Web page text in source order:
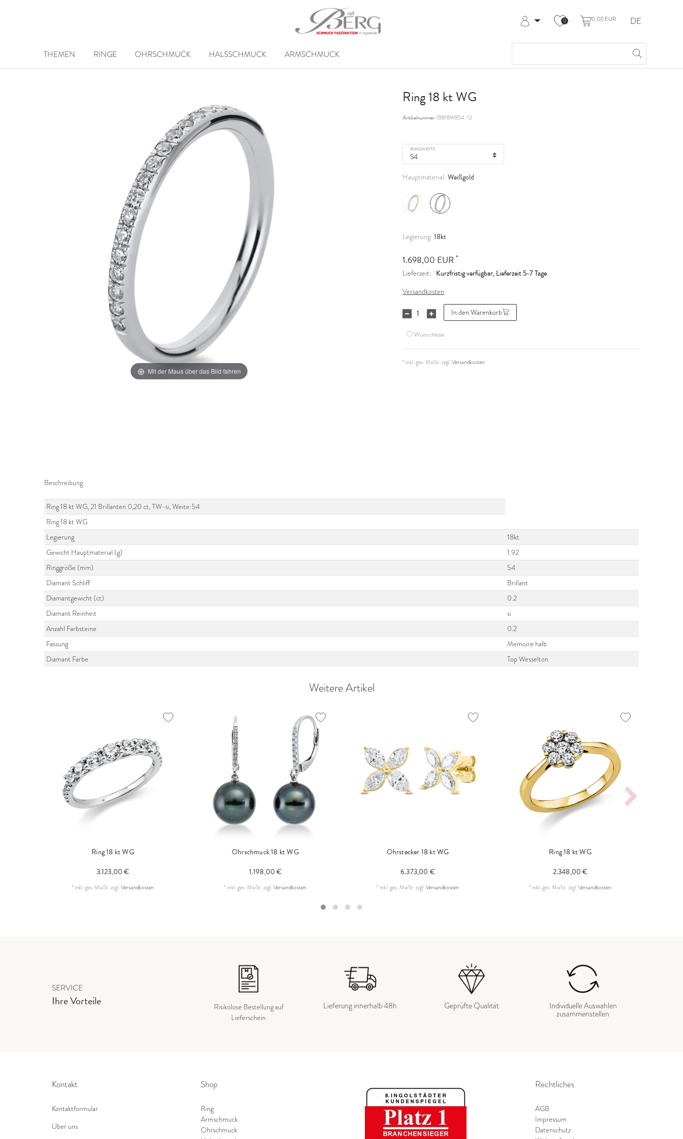
0 0,00 EUR DE
THEMEN RINGE OHRSCHMUCK HALSSCHMUCK ARMSCHMUCK
Mit der Maus über das Bild fahren
Ring 18 kt WG
Artikelnummer1B818W854-12
RINGWEITE
Hauptmaterial: Weißgold
Legierung: 18kt
1.698,00 EUR *
Lieferzeit: Kurzfristig verfügbar, Lieferzeit 5-7 Tage
Versandkosten
In den Warenkorb
Wunschliste
* inkl. ges. MwSt. zzgl.Versandkosten
Beschreibung
Ring 18 kt WG, 21 Brillanten 0,20 ct, TW-si, Weite:54
Ring 18 kt WG
Legierung
18kt
Gewicht Hauptmaterial (g)
1.92
Ringgröße (mm)
54
Diamant Schliff
Brillant
Diamantgewicht (ct)
0.2
Diamant Reinheit
si
Anzahl Farbsteine
0.2
Fassung
Memoire halb
Diamant Farbe
Top Wesselton
Weitere Artikel
Ring 18 kt WG
3.123,00 €
* inkl. ges. MwSt.zzgl.Versandkosten
Ohrschmuck 18 kt WG
1.198,00 €
* inkl. ges. MwSt.zzgl.Versandkosten
Ohrstecker 18 kt WG
6.373,00 €
* inkl. ges. MwSt.zzgl.Versandkosten
Ring 18 kt WG
2.348,00 €
* inkl. ges. MwSt.zzgl.Versandkosten
SERVICE
Ihre Vorteile
Risikolose Bestellung auf
Lieferschein
Lieferung innerhalb 48h Geprüfte Qualität Individuelle Auswahlen
zusammenstellen
Kontakt
Kontaktformular
Über uns
Shop
Ring
Armschmuck
Ohrschmuck
Rechtliches
AGB
Impressum
Datenschutz